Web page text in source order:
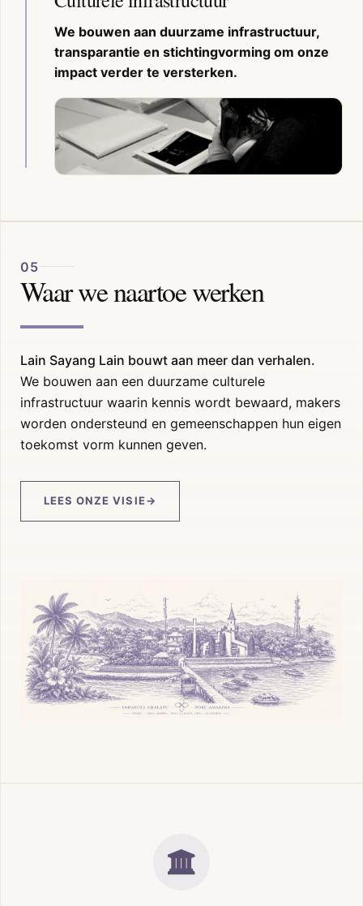
We bouwen aan duurzame infrastructuur,
transparantie en stichtingvorming om onze
impact verder te versterken.
05
Waar we naartoe werken
Lain Sayang Lain bouwt aan meer dan verhalen.
We bouwen aan een duurzame culturele
infrastructuur waarin kennis wordt bewaard, makers
worden ondersteund en gemeenschappen hun eigen
toekomst vorm kunnen geven.
LEES ONZE VISIE→